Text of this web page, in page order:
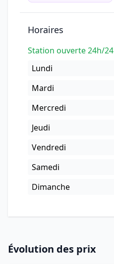
Horaires
Station ouverte 24h/24
Lundi
Mardi
Mercredi
Jeudi
Vendredi
Samedi
Dimanche
Évolution des prix